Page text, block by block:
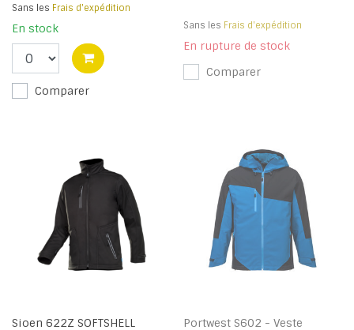
Sans les Frais d'expédition
En stock
Comparer
Sans les Frais d'expédition
En rupture de stock
Comparer
Sioen 622Z SOFTSHELL Portwest S602 - Veste